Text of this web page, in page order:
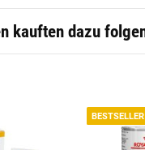
kauften dazu
BESTSELLER